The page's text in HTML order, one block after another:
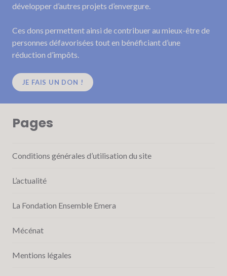
développer d’autres projets d’envergure.
Ces dons permettent ainsi de contribuer au mieux-être de
personnes défavorisées tout en bénéficiant d’une
réduction d’impôts.
JE FAIS UN DON !
Pages
Conditions générales d’utilisation du site
L’actualité
La Fondation Ensemble Emera
Mécénat
Mentions légales